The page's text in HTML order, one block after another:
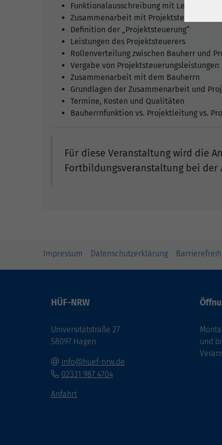
Funktionalausschreibung mit
Zusammenarbeit mit Projektsteuerern:
Definition der „Projektsteuerung“
Leistungen des Projektsteuerers
Rollenverteilung zwischen Bauherr und
Vergabe von Projektsteuerungsleistungen
Zusammenarbeit mit dem Bauherrn
Grundlagen der Zusammenarbeit und
Termine, Kosten und Qualitäten
Bauherrnfunktion vs. Projektleitung vs.
Für diese Veranstaltung wird die
Fortbildungsveranstaltung bei der
Impressum Datenschutzerklärung
HÜF-NRW
Universitätstraße 27
58097 Hagen
info@huef-nrw.de
02331 987 4704
Anfahrt
und